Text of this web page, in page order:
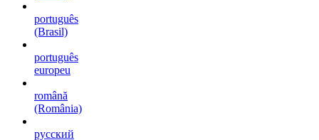
português
(Brasil)
português
europeu
română
(România)
русский